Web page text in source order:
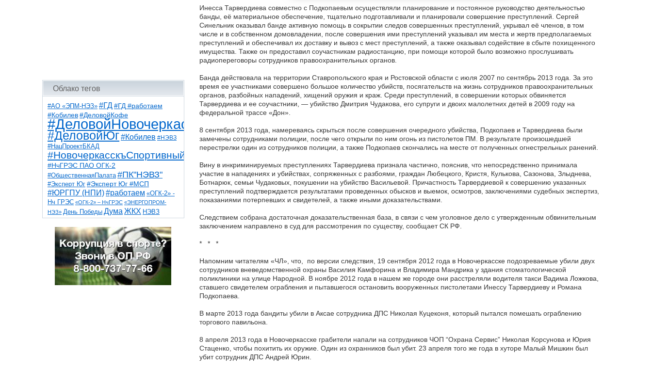
Облако тегов
#АО «ЭПМ-НЭЗ» #ГД #ГД #работаем
#Кобилев #ДеловойКофе
#ДеловойНовочеркасск
#ДеловойЮг#Кобилев #НЭВЗ
#НацПроектБКАД
#НовочеркасскъСпортивный
#НчГРЭС ПАО ОГК-2
#ОбщественнаяПалата #ПК"НЭВЗ"
#Эксперт Юг #Эксперт Юг #МСП
#ЮРГПУ (НПИ)#работаем «ОГК-2» -
Нч ГРЭС «ОГК-2» – НчГРЭС «ЭНЕРГОПРОМ-
НЭЗ» День Победы Дума ЖКХ НЭВЗ
НчГРЭС ТНТ
благоустройствоветераны выборы
детидороги казаки коррупция космос
общественная палата парк пожар роща
спорт театр транспорт художники
Инесса Тарвердиева совместно с Подкопаевым осуществляли планирование и постоянное руководство деятельностью
банды, её материальное обеспечение, тщательно подготавливали и планировали совершение преступлений. Сергей
Синельник оказывал банде активную помощь в сокрытии следов совершенных преступлений, укрывал её членов, в том
числе и в собственном домовладении, после совершения ими преступлений указывал им места и жертв предполагаемых
преступлений и обеспечивал их доставку и вывоз с мест преступлений, а также оказывал содействие в сбыте похищенного
имущества. Также он предоставил соучастникам радиостанцию, при помощи которой было возможно прослушивать
радиопереговоры сотрудников правоохранительных органов.
Банда действовала на территории Ставропольского края и Ростовской области с июля 2007 по сентябрь 2013 года. За это
время ее участниками совершено большое количество убийств, посягательств на жизнь сотрудников правоохранительных
органов, разбойных нападений, хищений оружия и краж. Среди преступлений, в совершении которых обвиняется
Тарвердиева и ее соучастники, — убийство Дмитрия Чудакова, его супруги и двоих малолетних детей в 2009 году на
федеральной трассе «Дон».
8 сентября 2013 года, намереваясь скрыться после совершения очередного убийства, Подкопаев и Тарвердиева были
замечены сотрудниками полиции, после чего открыли по ним огонь из пистолетов ПМ. В результате произошедшей
перестрелки один из сотрудников полиции, а также Подкопаев скончались на месте от полученных огнестрельных ранений.
Вину в инкриминируемых преступлениях Тарвердиева признала частично, пояснив, что непосредственно принимала
участие в нападениях и убийствах, сопряженных с разбоями, граждан Любецкого, Кристя, Кулькова, Сазонова, Злыднева,
Ботнарюк, семьи Чудаковых, покушении на убийство Васильевой. Причастность Тарвердиевой к совершению указанных
преступлений подтверждается результатами проведенных обысков и выемок, осмотров, заключениями судебных экспертиз,
показаниями потерпевших и свидетелей, а также иными доказательствами.
Следствием собрана достаточная доказательственная база, в связи с чем уголовное дело с утвержденным обвинительным
заключением направлено в суд для рассмотрения по существу, сообщает СК РФ.
* * *
Напомним читателям «ЧЛ», что, по версии следствия, 19 сентября 2012 года в Новочеркасске подозреваемые убили двух
сотрудников вневедомственной охраны Василия Камфорина и Владимира Мандрика у здания стоматологической
поликлиники на улице Народной. В ноябре 2012 года в нашем же городе они расстреляли водителя такси Вадима Ложкова,
ставшего свидетелем ограбления и пытавшегося остановить вооруженных пистолетами Инессу Тарвердиеву и Романа
Подкопаева.
В марте 2013 года бандиты убили в Аксае сотрудника ДПС Николая Куцеконя, который пытался помешать ограблению
торгового павильона.
8 апреля 2013 года в Новочеркасске грабители напали на сотрудников ЧОП “Охрана Сервис” Николая Корсунова и Юрия
Стаценко, чтобы похитить их оружие. Один из охранников был убит. 23 апреля того же года в хуторе Малый Мишкин был
убит сотрудник ДПС Андрей Юрин.